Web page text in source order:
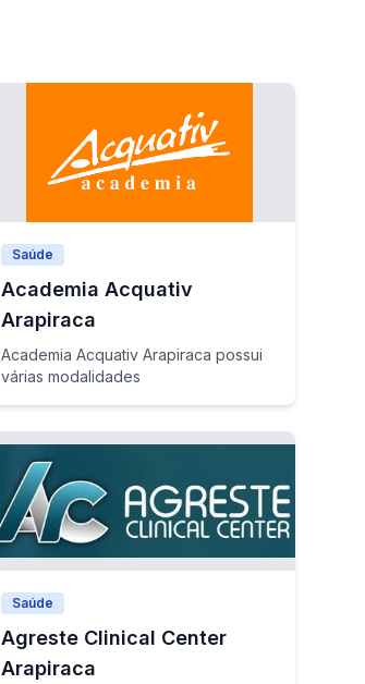
Saúde
Academia Acquativ
Arapiraca
Academia Acquativ Arapiraca possui
várias modalidades
Saúde
Agreste Clinical Center
Arapiraca